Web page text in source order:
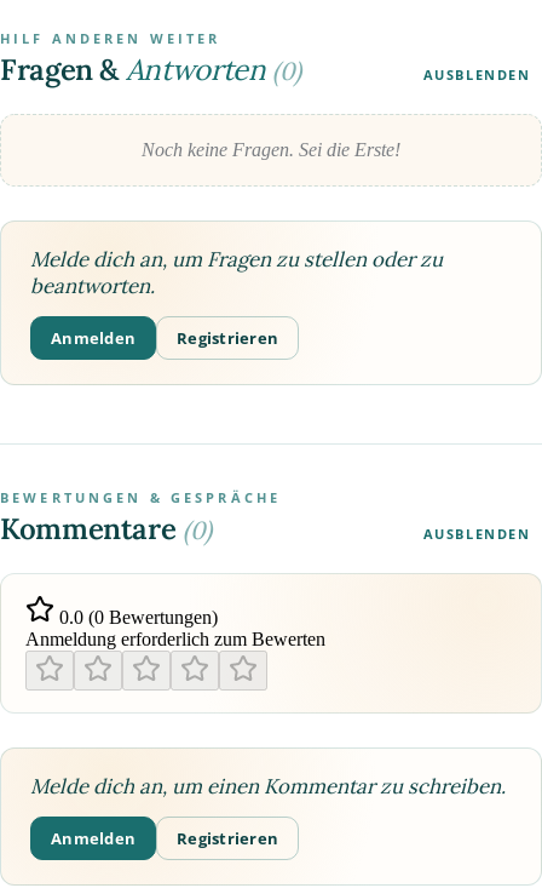
HILF ANDEREN WEITER
Fragen &Antworten (0) AUSBLENDEN
Noch keine Fragen. Sei die Erste!
Melde dich an, um Fragen zu stellen oder zu
beantworten.
Anmelden Registrieren
BEWERTUNGEN & GESPRÄCHE
Kommentare (0) AUSBLENDEN
0.0 (0 Bewertungen)
Anmeldung erforderlich zum Bewerten
Melde dich an, um einen Kommentar zu schreiben.
Anmelden Registrieren